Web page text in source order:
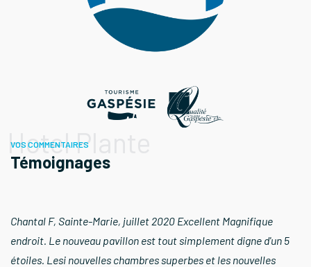
VOS COMMENTAIRES
Hotel Plante
Témoignages
Chantal F, Sainte-Marie, juillet 2020 Excellent Magnifique
endroit. Le nouveau pavillon est tout simplement digne d'un 5
étoiles. Lesi nouvelles chambres superbes et les nouvelles